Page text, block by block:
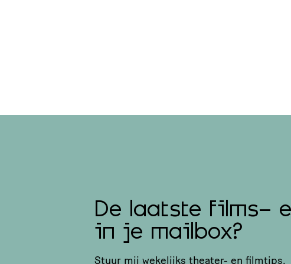
De laatste films-
in je mailbox?
Stuur mij wekelijks theater- en filmtips.